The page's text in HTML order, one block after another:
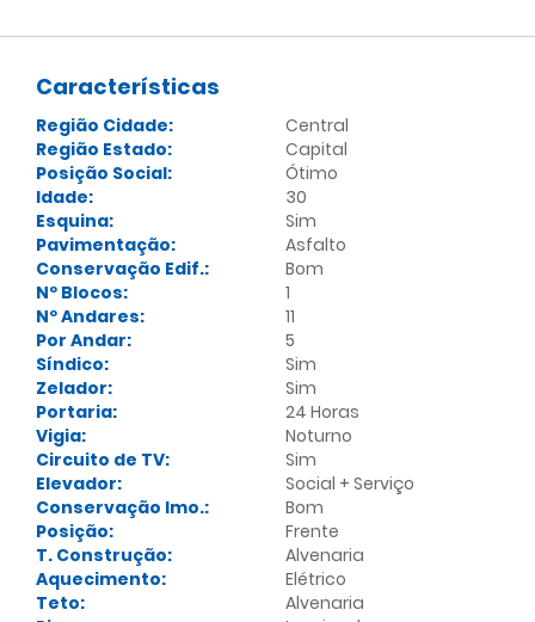
Características
Região Cidade:
Central
Região Estado:
Capital
Posição Social:
Ótimo
Idade:
30
Esquina:
Sim
Pavimentação:
Asfalto
Conservação Edif.:
Bom
Nº Blocos:
1
Nº Andares:
11
Por Andar:
5
Síndico:
Sim
Zelador:
Sim
Portaria:
24 Horas
Vigia:
Noturno
Circuito de TV:
Sim
Elevador:
Social + Serviço
Conservação Imo.:
Bom
Posição:
Frente
T. Construção:
Alvenaria
Aquecimento:
Elétrico
Teto:
Alvenaria